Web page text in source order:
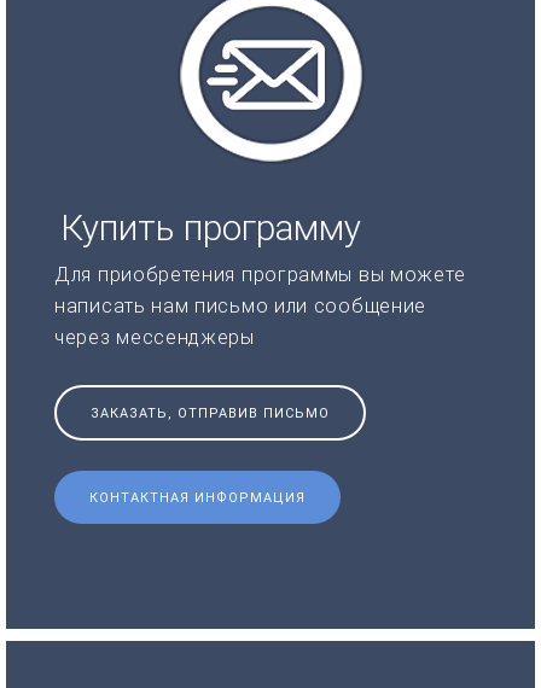
Купить программу
Для приобретения программы вы можете
написать нам письмо или сообщение
через мессенджеры
ЗАКАЗАТЬ, ОТПРАВИВ ПИСЬМО
КОНТАКТНАЯ ИНФОРМАЦИЯ